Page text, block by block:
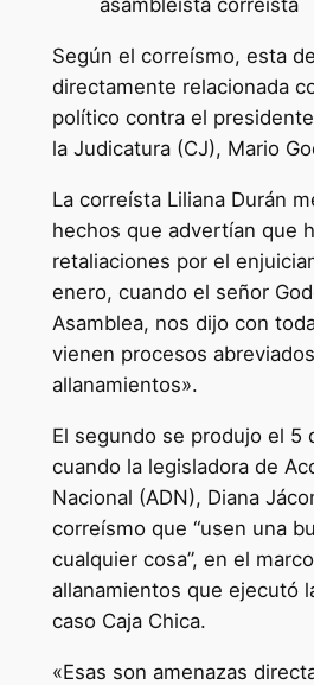
asambleísta correísta
Según el correísmo, esta
directamente relacionada
político contra el
la Judicatura (CJ), Mario
La correísta Liliana Durán
hechos que advertían que
retaliaciones por el
enero, cuando el señor
Asamblea, nos dijo con
vienen procesos
allanamientos».
El segundo se produjo el 5
cuando la legisladora de
Nacional (ADN), Diana
correísmo que “usen una
cualquier cosa”, en el
allanamientos que ejecutó
caso Caja Chica.
«Esas son amenazas